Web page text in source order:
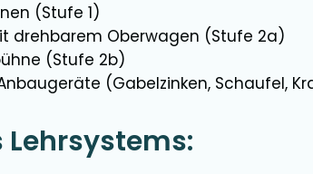
(Stufe 1)
drehbarem Oberwagen (Stufe 2a)
(Stufe 2b)
(Gabelzinken, Schaufel,